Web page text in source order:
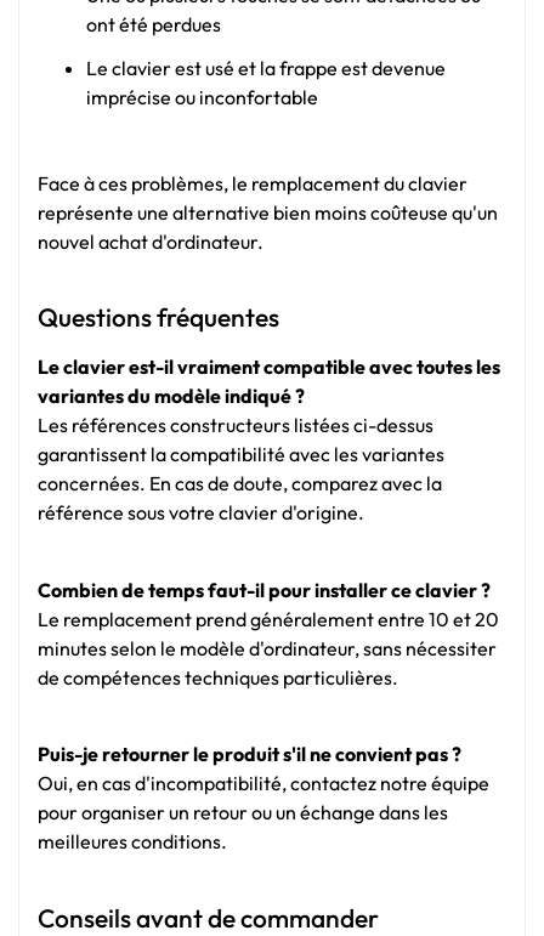
ont été perdues
Le clavier est usé et la frappe est devenue
imprécise ou inconfortable
Face à ces problèmes, le remplacement du clavier
représente une alternative bien moins coûteuse qu'un
nouvel achat d'ordinateur.
Questions fréquentes
Le clavier est-il vraiment compatible avec toutes les
variantes du modèle indiqué ?
Les références constructeurs listées ci-dessus
garantissent la compatibilité avec les variantes
concernées. En cas de doute, comparez avec la
référence sous votre clavier d'origine.
Combien de temps faut-il pour installer ce clavier ?
Le remplacement prend généralement entre 10 et 20
minutes selon le modèle d'ordinateur, sans nécessiter
de compétences techniques particulières.
Puis-je retourner le produit s'il ne convient pas ?
Oui, en cas d'incompatibilité, contactez notre équipe
pour organiser un retour ou un échange dans les
meilleures conditions.
Conseils avant de commander